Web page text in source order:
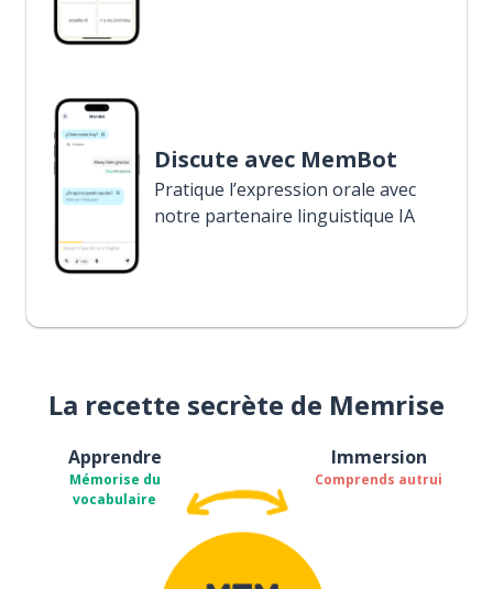
Discute avec MemBot
Pratique l’expression orale avec
notre partenaire linguistique IA
La recette secrète de Memrise
Apprendre
Mémorise du
vocabulaire
Immersion
Comprends autrui